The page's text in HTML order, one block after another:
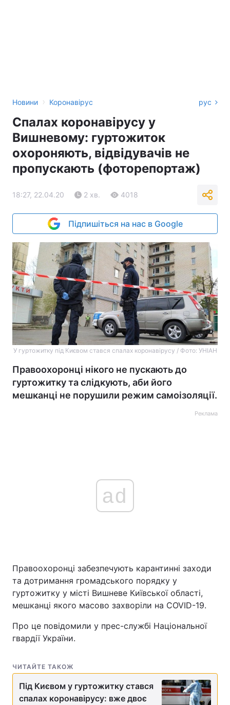
Новини › Коронавірус рус
Спалах коронавірусу у
Вишневому: гуртожиток
охороняють, відвідувачів не
пропускають (фоторепортаж)
18:27, 22.04.20 2 хв. 4018
Підпишіться на нас в Google
У гуртожитку під Києвом стався спалах коронавірусу / Фото: УНІАН
Правоохоронці нікого не пускають до
гуртожитку та слідкують, аби його
мешканці не порушили режим самоізоляції.
Реклама
ad
Правоохоронці забезпечують карантинні заходи
та дотримання громадського порядку у
гуртожитку у місті Вишневе Київської області,
мешканці якого масово захворіли на COVID-19.
Про це повідомили у прес-службі Національної
гвардії України.
ЧИТАЙТЕ ТАКОЖ
Під Києвом у гуртожитку стався
спалах коронавірусу: вже двоє